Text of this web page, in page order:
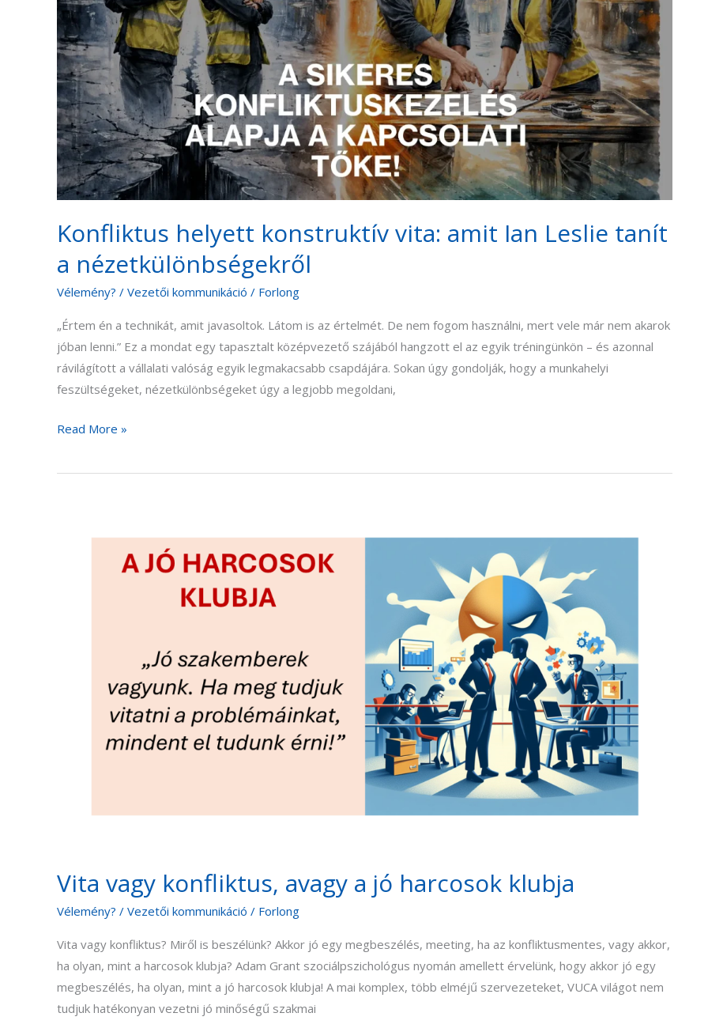
Konfliktus helyett konstruktív vita: amit Ian Leslie tanít
a nézetkülönbségekről
Vélemény? / Vezetői kommunikáció / Forlong
„Értem én a technikát, amit javasoltok. Látom is az értelmét. De nem fogom használni, mert vele már nem akarok
jóban lenni.” Ez a mondat egy tapasztalt középvezető szájából hangzott el az egyik tréningünkön – és azonnal
rávilágított a vállalati valóság egyik legmakacsabb csapdájára. Sokan úgy gondolják, hogy a munkahelyi
feszültségeket, nézetkülönbségeket úgy a legjobb megoldani,
tanít
a
nézetkülönbségekről
Read More »
Vita vagy konfliktus, avagy a jó harcosok klubja
Vélemény? / Vezetői kommunikáció / Forlong
Vita vagy konfliktus? Miről is beszélünk? Akkor jó egy megbeszélés, meeting, ha az konfliktusmentes, vagy akkor,
ha olyan, mint a harcosok klubja? Adam Grant szociálpszichológus nyomán amellett érvelünk, hogy akkor jó egy
megbeszélés, ha olyan, mint a jó harcosok klubja! A mai komplex, több elméjű szervezeteket, VUCA világot nem
tudjuk hatékonyan vezetni jó minőségű szakmai